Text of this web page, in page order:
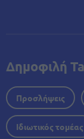
Δημοφιλή
Προσλήψεις
Ιδιωτικός τομέας